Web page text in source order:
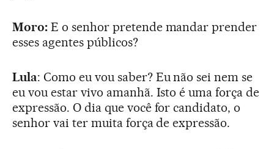
Moro:E o senhor pretende mandar prender
esses agentes públicos?
Lula: Como eu vou saber? Eu não sei nem se
eu vou estar vivo amanhã. Isto é uma força de
expressão. O dia que você for candidato, o
senhor vai ter muita força de expressão.